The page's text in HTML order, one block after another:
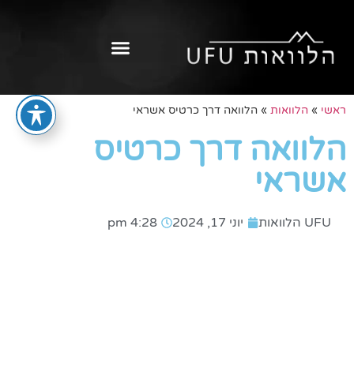
ראשי » הלוואות » הלוואה דרך כרטיס אשראי
הלוואה דרך כרטיס
אשראי
UFU הלוואות יוני 17, 2024 4:28 pm